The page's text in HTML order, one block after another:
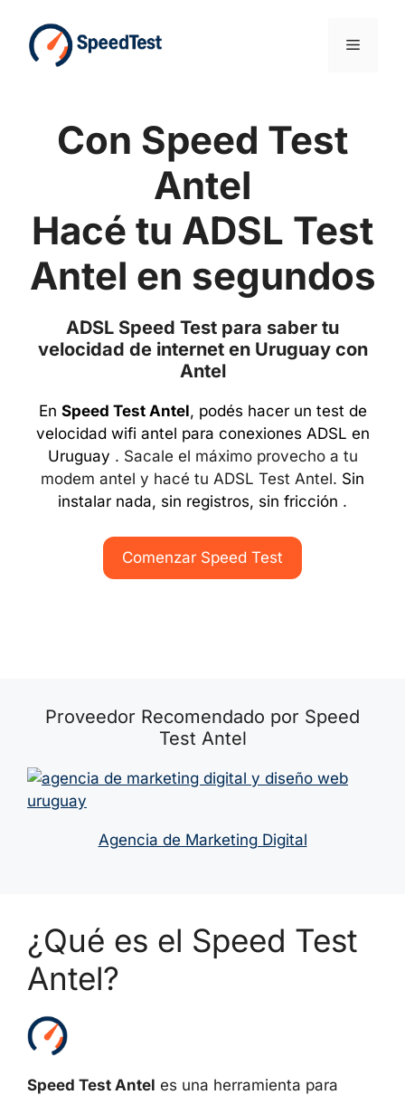
contenido
Menú
Con Speed Test
Antel
Hacé tu ADSL Test
Antel en segundos
ADSL Speed Test para saber tu
velocidad de internet en Uruguay con
Antel
En Speed Test Antel, podés hacer un test de
velocidad wifi antel para conexiones ADSL en
Uruguay . Sacale el máximo provecho a tu
modem antel y hacé tu ADSL Test Antel. Sin
instalar nada, sin registros, sin fricción .
Comenzar Speed Test
Proveedor Recomendado por Speed
Test Antel
Agencia de Marketing Digital
¿Qué es el Speed Test
Antel?
Speed Test Antel es una herramienta para